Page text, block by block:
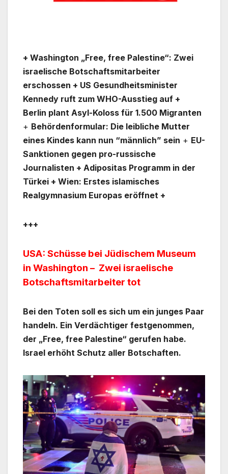
+ Washington „Free, free Palestine“: Zwei
israelische Botschaftsmitarbeiter
erschossen + US Gesundheitsminister
Kennedy ruft zum WHO-Ausstieg auf +
Berlin plant Asyl-Koloss für 1.500 Migranten
+ Behördenformular: Die leibliche Mutter
eines Kindes kann nun “männlich” sein + EU-
Sanktionen gegen pro-russische
Journalisten + Adipositas Programm in der
Türkei + Wien: Erstes islamisches
Realgymnasium Europas eröffnet +
+++
USA: Schüsse bei Jüdischem Museum
in Washington – Zwei israelische
Botschaftsmitarbeiter tot
Bei den Toten soll es sich um ein junges Paar
handeln. Ein Verdächtiger festgenommen,
der „Free, free Palestine“ gerufen habe.
Israel erhöht Schutz aller Botschaften.